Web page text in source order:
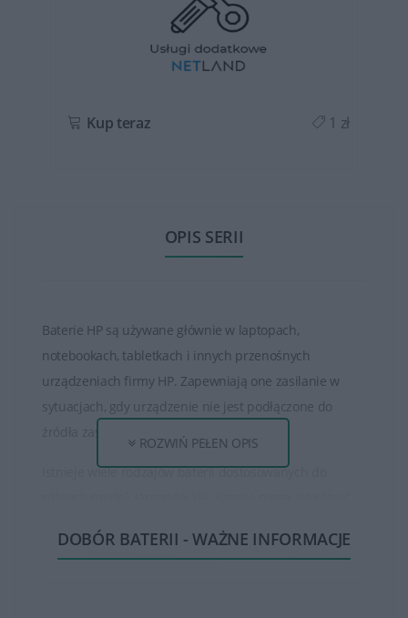
Kup teraz 1 zł
OPIS SERII
Baterie HP są używane głównie w laptopach,
notebookach, tabletkach i innych przenośnych
urządzeniach firmy HP. Zapewniają one zasilanie w
sytuacjach, gdy urządzenie nie jest podłączone do
źródła zasilania zewnętrznego.
Istnieje wiele rodzajów baterii dostosowanych do
pracy na baterii.
ROZWIŃ PEŁEN OPIS
DOBÓR BATERII - WAŻNE INFORMACJE